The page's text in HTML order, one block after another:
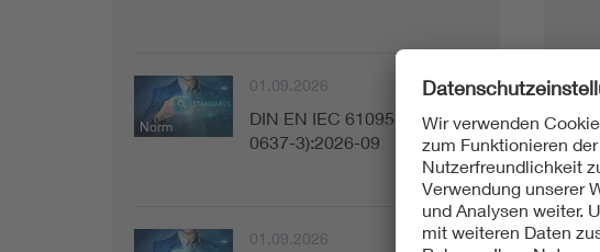
Norm
01.09.2026
DIN EN IEC 61095 (VDE
0637-3):2026-09
01.09.2026